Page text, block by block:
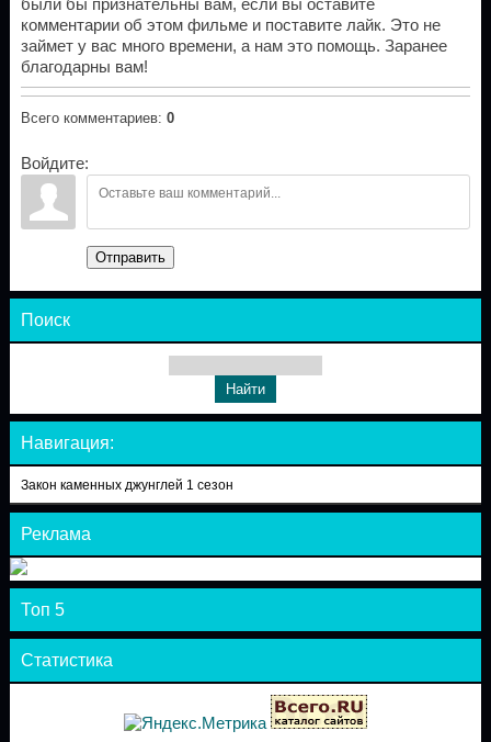
были бы признательны вам, если вы оставите
комментарии об этом фильме и поставите лайк. Это не
займет у вас много времени, а нам это помощь. Заранее
благодарны вам!
Всего комментариев: 0
Войдите:
Отправить
Поиск
Навигация:
Закон каменных джунглей 1 сезон
Реклама
Топ 5
Статистика